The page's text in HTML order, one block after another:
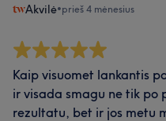
Akvilė•prieš 4 mėnesius
Kaip visuomet lankantis
ir visada smagu ne tik po
rezultatu, bet ir jos metu